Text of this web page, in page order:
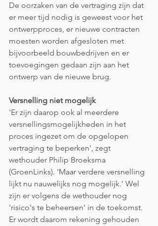
De oorzaken van de vertraging zijn dat
er meer tijd nodig is geweest voor het
ontwerpproces, er nieuwe contracten
moesten worden afgesloten met
bijvoorbeeld bouwbedrijven en er
toevoegingen gedaan zijn aan het
ontwerp van de nieuwe brug.
Versnelling niet mogelijk
'Er zijn daarop ook al meerdere
versnellingsmogelijkheden in het
proces ingezet om de opgelopen
vertraging te beperken', zegt
wethouder Philip Broeksma
(GroenLinks). 'Maar verdere versnelling
lijkt nu nauwelijks nog mogelijk.' Wel
zijn er volgens de wethouder nog
'risico's te beheersen' in de toekomst.
Er wordt daarom rekening gehouden